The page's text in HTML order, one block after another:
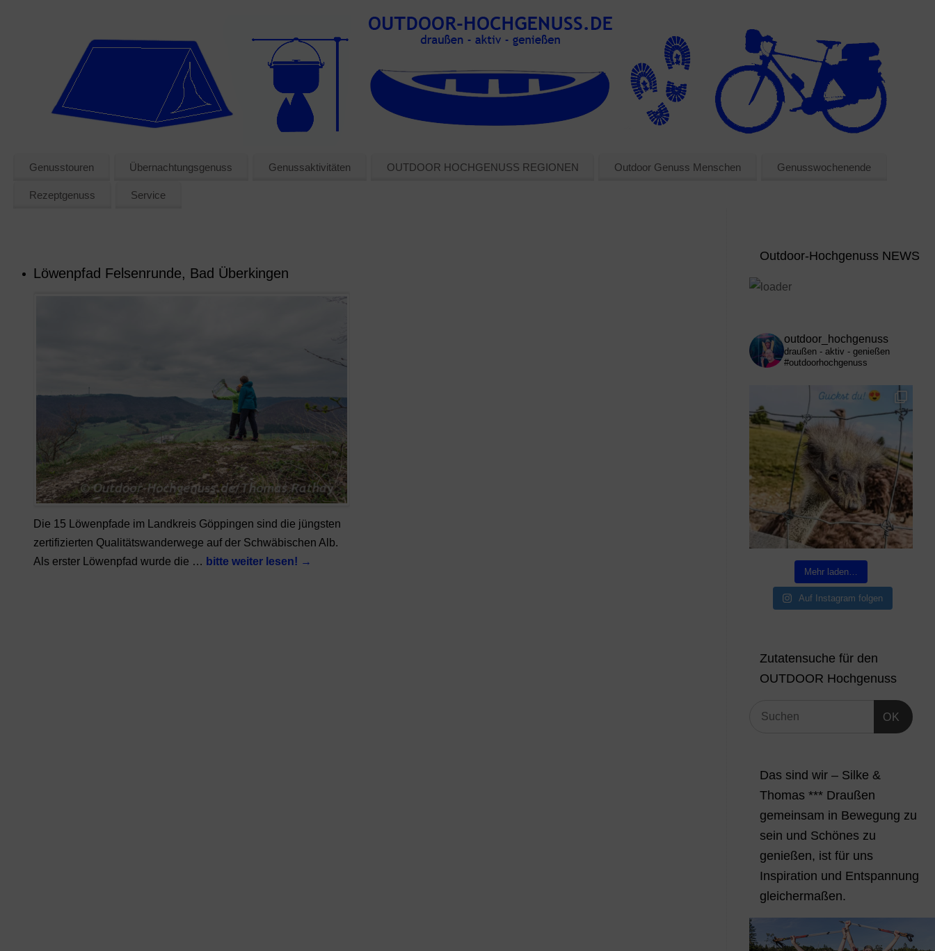
Genusstouren Übernachtungsgenuss Genussaktivitäten OUTDOOR HOCHGENUSS REGIONEN Outdoor Genuss Menschen Genusswochenende
Rezeptgenuss Service
Löwenpfad Felsenrunde, Bad Überkingen
Die 15 Löwenpfade im Landkreis Göppingen sind die jüngsten
zertifizierten Qualitätswanderwege auf der Schwäbischen Alb.
Als erster Löwenpfad wurde die … bitte weiter lesen! →
Outdoor-Hochgenuss NEWS
outdoor_hochgenuss
draußen - aktiv - genießen
#outdoorhochgenuss
Mehr laden…
Auf Instagram folgen
Zutatensuche für den
OUTDOOR Hochgenuss
OK
Das sind wir – Silke &
Thomas *** Draußen
gemeinsam in Bewegung zu
sein und Schönes zu
genießen, ist für uns
Inspiration und Entspannung
gleichermaßen.